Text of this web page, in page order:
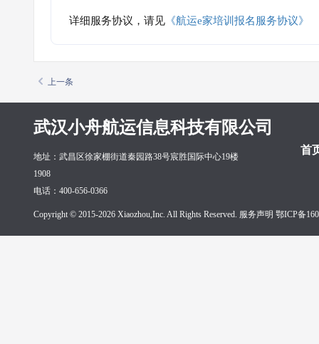
详细服务协议，请见 《航运e家培训报名服务协议》
上一条
武汉小舟航运信息科技有限公司
首
地址：武昌区徐家棚街道秦园路38号宸胜国际中心19楼
1908
电话：400-656-0366
Copyright © 2015-2026 Xiaozhou,Inc. All Rights Reserved. 服务声明 鄂ICP备